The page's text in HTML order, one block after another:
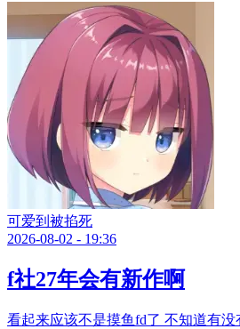
可爱到被掐死
2026-08-02 - 19:36
f社27年会有新作啊
看起来应该不是摸鱼fd了 不知道有